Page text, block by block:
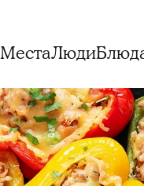
МестаЛюди